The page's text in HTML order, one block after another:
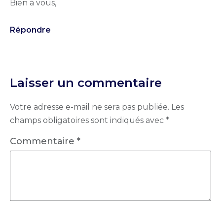
Bien à vous,
Répondre
Laisser un commentaire
Votre adresse e-mail ne sera pas publiée. Les
champs obligatoires sont indiqués avec *
Commentaire *